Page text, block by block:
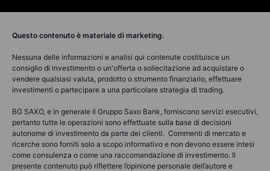
Questo contenuto è materiale di marketing.
Nessuna delle informazioni e analisi qui contenute costituisce un
consiglio di investimento o un'offerta o sollecitazione ad acquistare o
vendere qualsiasi valuta, prodotto o strumento finanziario, effettuare
investimenti o partecipare a una particolare strategia di trading.
BG SAXO, e in generale il Gruppo Saxo Bank, forniscono servizi esecutivi,
pertanto tutte le operazioni sono effettuate sulla base di decisioni
autonome di investimento da parte dei clienti. Commenti di mercato e
ricerche sono forniti solo a scopo informativo e non devono essere intesi
come consulenza o come una raccomandazione di investimento. Il
presente contenuto può riflettere l’opinione personale dell’autore e